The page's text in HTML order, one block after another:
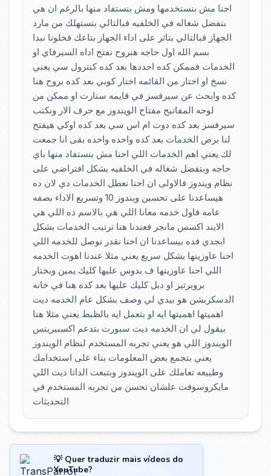
احنا مش بنستخدمها ومش بنستفاد منها بالرغم ان هي
بتفضل شغاله في الخلفيه فبالتالي بتستهلك من مارد
الجهاز فبالتالي بتاثر على اداء الجهاز بتاعك فخلونا نبدا
بسم الله اول حاجه هنروح نفتح اداه السيرفاي او
الخدمات فممكن كده احددها بعد كده كنترول سي يعني
نسخ او اختار من القائمه اختار كوبي بعد كده بروح هنا
كده وابحث عن سيرفسز في قايمه ستارت او ممكن من
لوحه المفاتيح مفتاح الويندوز مع حرف الار ونكتب
سيرفسز بعد كده دوت ام اس سي بعد كده اوكي هيفتح
لنا برض الخدمات بعد كده واحده واحده بقى انا جمعت
لك يعني اهم الخدمات اللي احنا مش بنستفاد منها باي
حاجه وبتفضل شغاله في الخلفيه بشكل افتراضي على
نظام ويندوز فالاولى ان احنا نعطل الخدمات دي لان ده
هيساعدنا على تحسين ويندوز 10 وتسريع الاداء بصفه
عامه فاول خدمه معانا اللي هي بالاسم ده اللي هي
الايند اكسس مانجر فعندنا هنا ترتيب الخدمات بشكل
ابجدي فده بيساعدنا ان احنا نقدر نوصل للخدمه اللي
احنا عاوزينها بشكل سريع يعني مثلا عندنا اهوت الخدمه
اللي احنا عاوزينها ف بدوس عليها كليك يمين وبختار
بروبرتيز او دبل كليك عليها بعد كده هنا في خانه
الدسكربشن هو بيدي لي وصف بشكل عام الخدمه ديت
اهميتها اهميتها ايه او بتعمل ايه بالظبط يعني مثلا هنا
بيقول لي ان الخدمه ديت سبورت بتدعم اكسبيرينس
الويندوز اللي هو يعني تجربه المستخدم لنظام الويندوز
يعني بتجمع بعض المعلومات بناء على استخدامك
وطبيعه تعاملك على الويندوز وبتبعت الداتا ديت اللي
مايكروسوفت علشان تحسن من تجربه المستخدم في
التحديثات
💡 Quer traduzir mais vídeos do
YouTube?